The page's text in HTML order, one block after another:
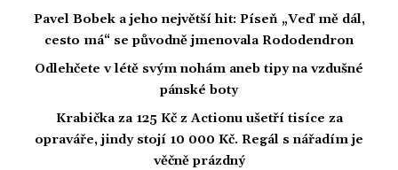
Pavel Bobek a jeho největší hit: Píseň „Veď mě dál,
cesto má“ se původně jmenovala Rododendron
Odlehčete v létě svým nohám aneb tipy na vzdušné
pánské boty
Krabička za 125 Kč z Actionu ušetří tisíce za
opraváře, jindy stojí 10 000 Kč. Regál s nářadím je
věčně prázdný